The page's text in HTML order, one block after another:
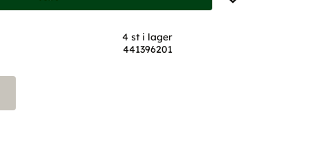
4 st i lager
441396201